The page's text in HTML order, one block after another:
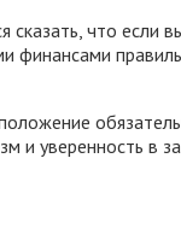
сказать, что если
финансами
и уверенность в